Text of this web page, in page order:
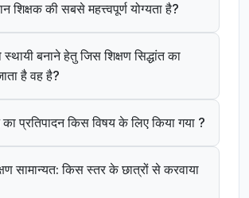
शिक्षक की सबसे महत्त्वपूर्ण योग्यता है?
स्थायी बनाने हेतु जिस शिक्षण सिद्धांत का
है वह है?
का प्रतिपादन किस विषय के लिए किया गया ?
सामान्यत: किस स्तर के छात्रों से करवाया